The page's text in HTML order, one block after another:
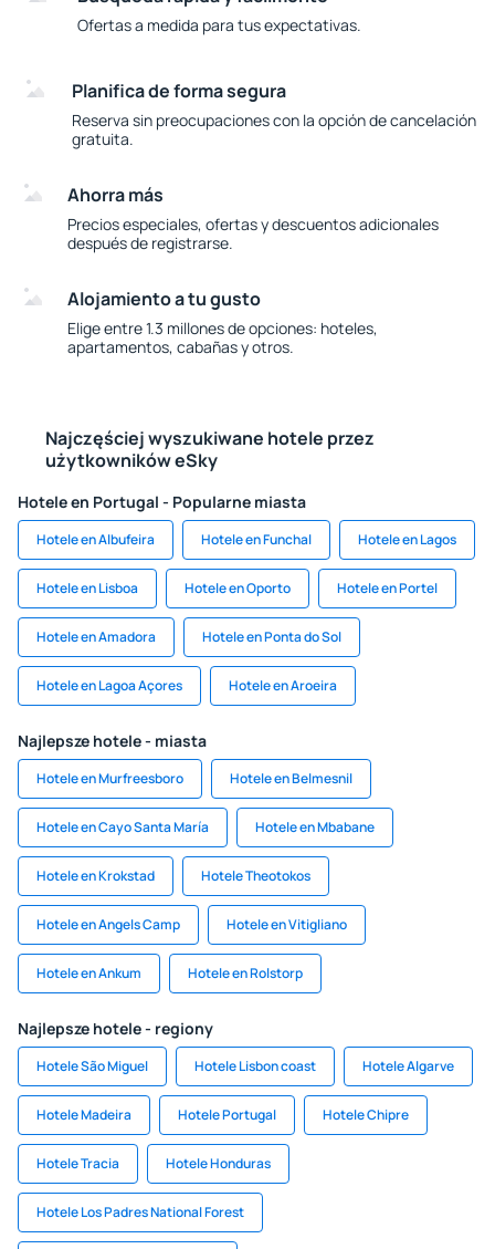
Ofertas a medida para tus expectativas.
Planifica de forma segura
Reserva sin preocupaciones con la opción de cancelación
gratuita.
Ahorra más
Precios especiales, ofertas y descuentos adicionales
después de registrarse.
Alojamiento a tu gusto
Elige entre 1.3 millones de opciones: hoteles,
apartamentos, cabañas y otros.
Najczęściej wyszukiwane hotele przez
użytkowników eSky
Hotele en Portugal - Popularne miasta
Hotele en Albufeira Hotele en Funchal Hotele en Lagos
Hotele en Lisboa Hotele en Oporto Hotele en Portel
Hotele en Amadora Hotele en Ponta do Sol
Hotele en Lagoa Açores Hotele en Aroeira
Najlepsze hotele - miasta
Hotele en Murfreesboro Hotele en Belmesnil
Hotele en Cayo Santa María Hotele en Mbabane
Hotele en Krokstad Hotele Theotokos
Hotele en Angels Camp Hotele en Vitigliano
Hotele en Ankum Hotele en Rolstorp
Najlepsze hotele - regiony
Hotele São Miguel Hotele Lisbon coast Hotele Algarve
Hotele Madeira Hotele Portugal Hotele Chipre
Hotele Tracia Hotele Honduras
Hotele Los Padres National Forest